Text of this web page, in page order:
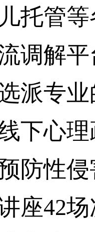
托管
解平
派专
下心
防性
座42